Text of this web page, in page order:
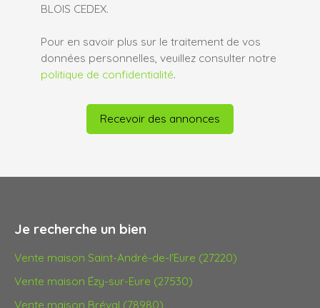
BLOIS CEDEX.
Pour en savoir plus sur le traitement de vos
données personnelles, veuillez consulter notre
politique de confidentialité.
Recevoir des annonces
Je recherche un bien
Vente maison Saint-André-de-l'Eure (27220)
Vente maison Ézy-sur-Eure (27530)
Vente maison Bréval (78980)